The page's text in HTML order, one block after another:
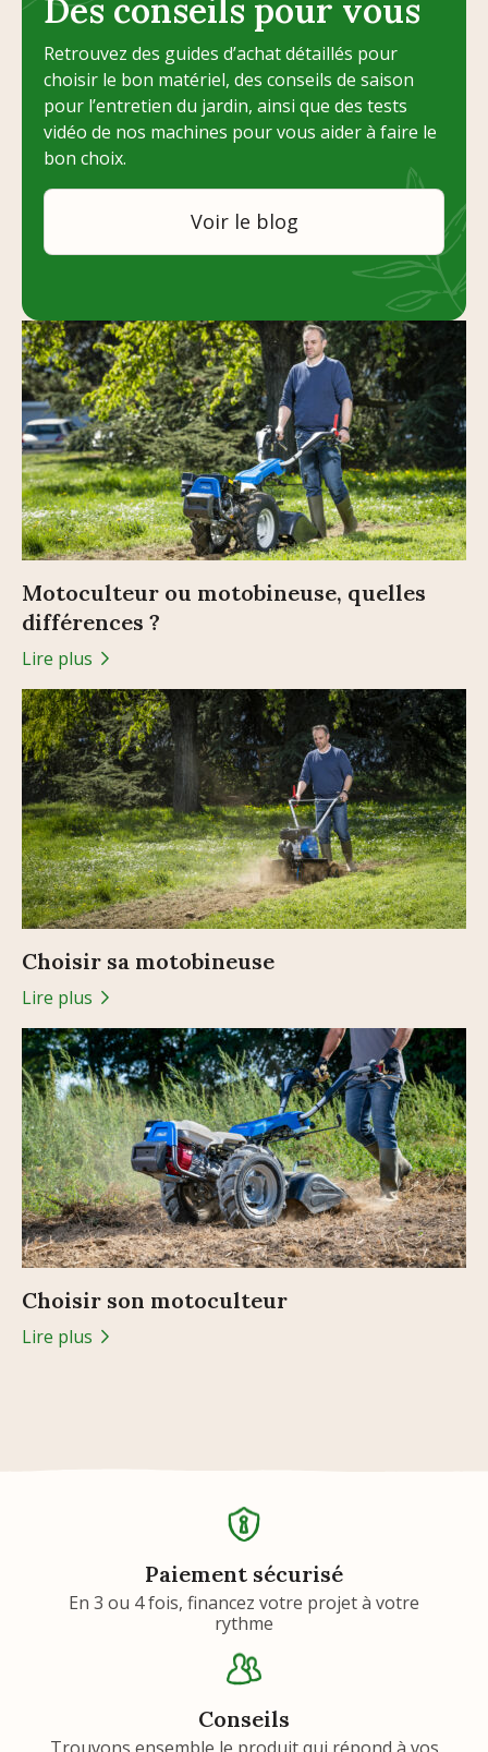
Des conseils pour vous
Retrouvez des guides d’achat détaillés pour
choisir le bon matériel, des conseils de saison
pour l’entretien du jardin, ainsi que des tests
vidéo de nos machines pour vous aider à faire le
bon choix.
Voir le blog
Motoculteur ou motobineuse, quelles
différences ?
Lire plus
Choisir sa motobineuse
Lire plus
Choisir son motoculteur
Lire plus
Paiement sécurisé
En 3 ou 4 fois, financez votre projet à votre
rythme
Conseils
Trouvons ensemble le produit qui répond à vos